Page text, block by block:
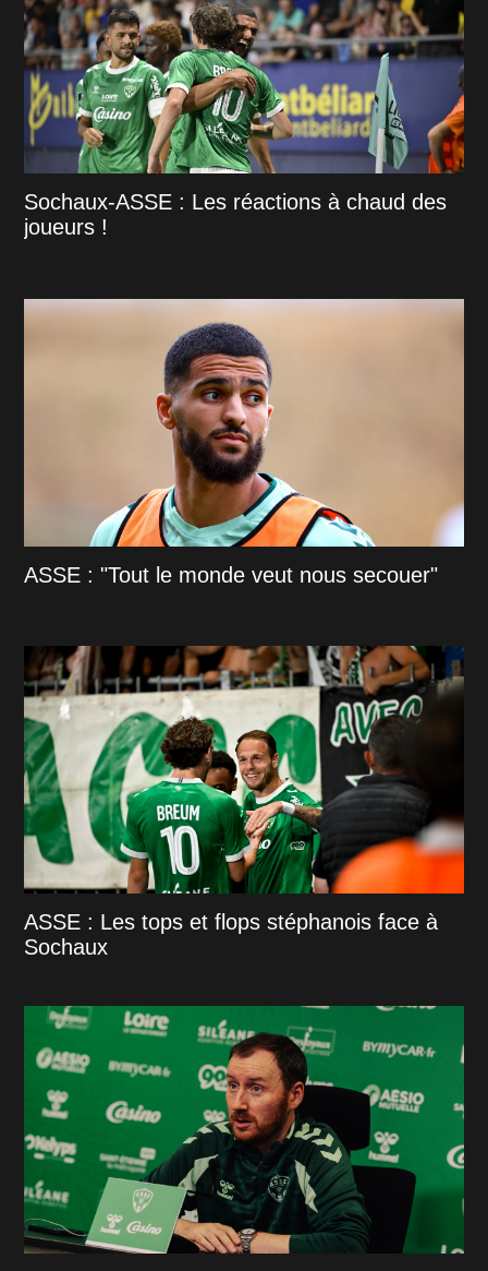
Sochaux-ASSE : Les réactions à chaud des
joueurs !
ASSE : "Tout le monde veut nous secouer"
ASSE : Les tops et flops stéphanois face à
Sochaux